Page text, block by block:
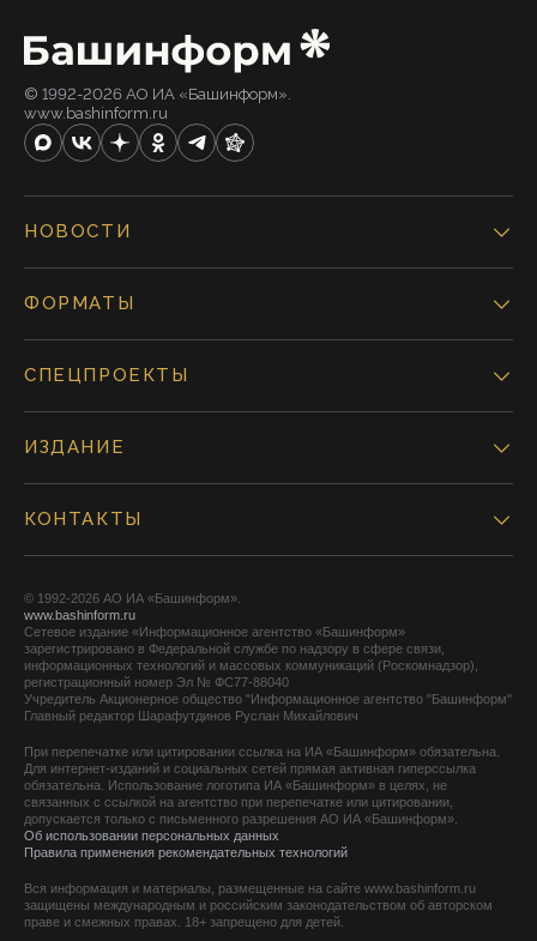
© 1992-2026 АО ИА «Башинформ».
www.bashinform.ru
НОВОСТИ
ФОРМАТЫ
СПЕЦПРОЕКТЫ
ИЗДАНИЕ
КОНТАКТЫ
© 1992-2026 АО ИА «Башинформ».
www.bashinform.ru
Сетевое издание «Информационное агентство «Башинформ»
зарегистрировано в Федеральной службе по надзору в сфере связи,
информационных технологий и массовых коммуникаций (Роскомнадзор),
регистрационный номер Эл № ФС77-88040
Учредитель Акционерное общество "Информационное агентство "Башинформ"
Главный редактор Шарафутдинов Руслан Михайлович
При перепечатке или цитировании ссылка на ИА «Башинформ» обязательна.
Для интернет-изданий и социальных сетей прямая активная гиперссылка
обязательна. Использование логотипа ИА «Башинформ» в целях, не
связанных с ссылкой на агентство при перепечатке или цитировании,
допускается только с письменного разрешения АО ИА «Башинформ».
Об использовании персональных данных
Правила применения рекомендательных технологий
Вся информация и материалы, размещенные на сайте www.bashinform.ru
защищены международным и российским законодательством об авторском
праве и смежных правах. 18+ запрещено для детей.